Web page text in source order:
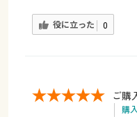
役に立った 0
ご購
購